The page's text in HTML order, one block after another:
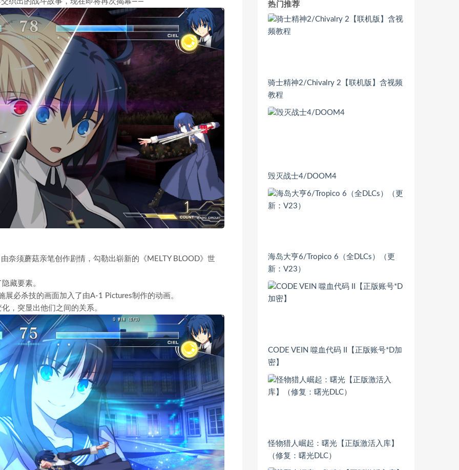
奈须蘑菇亲笔创作剧情，勾勒出崭新的《MELTY BLOOD》世
藏要素。
必杀技的画面加入了由A-1 Pictures制作的动画。
，突显出他们之间的关系。
热门推荐
骑士精神2/Chivalry 2【联机版】含视频
教程
毁灭战士4/DOOM4
海岛大亨6/Tropico 6（全DLCs）（更
新：V23）
CODE VEIN 噬血代码 II【正版账号*D加
密】
怪物猎人崛起：曙光【正版激活入库】
（修复：曙光DLC）